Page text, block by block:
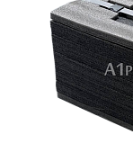
Купить в 1 клик
В избранное